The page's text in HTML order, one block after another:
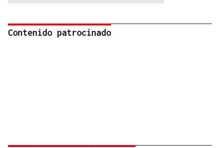
Contenido patrocinado